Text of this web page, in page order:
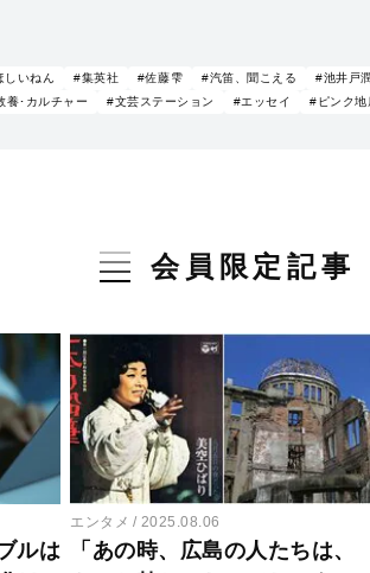
しいねん #集英社 #佐藤雫 #汽笛、聞こえる #池井戸潤
養･カルチャー #文芸ステーション #エッセイ #ピンク地
会員限定記事
ルは
エンタメ 2025.08.06
「あの時、広島の人たちは、